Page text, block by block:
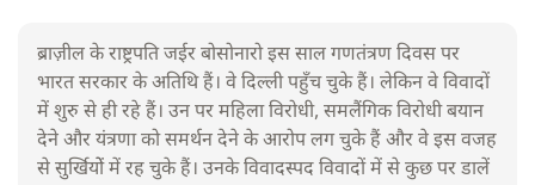
ब्राज़ील के राष्ट्रपति जईर बोसोनारो इस साल गणतंत्रण दिवस पर
भारत सरकार के अतिथि हैं। वे दिल्ली पहुँच चुके हैं। लेकिन वे विवादों
में शुरु से ही रहे हैं। उन पर महिला विरोधी, समलैंगिक विरोधी बयान
देने और यंत्रणा को समर्थन देने के आरोप लग चुके हैं और वे इस वजह
से सुर्खियोें में रह चुके हैं। उनके विवादस्पद विवादों में से कुछ पर डालें